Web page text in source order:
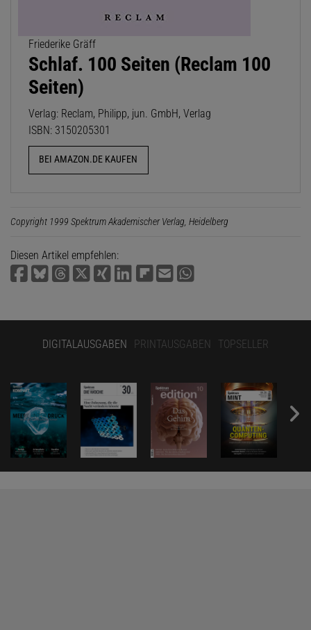
Friederike Gräff
Schlaf. 100 Seiten (Reclam 100
Seiten)
Verlag: Reclam, Philipp, jun. GmbH, Verlag
ISBN: 3150205301
BEI AMAZON.DE KAUFEN
Copyright 1999 Spektrum Akademischer Verlag, Heidelberg
Diesen Artikel empfehlen:
DIGITALAUSGABEN PRINTAUSGABEN TOPSELLER